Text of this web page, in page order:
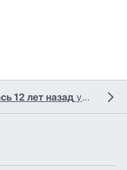
12 лет назад участником